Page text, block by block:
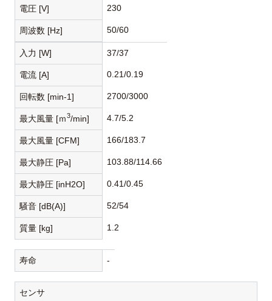
電圧 [V] 230
周波数 [Hz] 50/60
入力 [W] 37/37
電流 [A] 0.21/0.19
回転数 [min-1] 2700/3000
最大風量 [ｍ3/min] 4.7/5.2
最大風量 [CFM] 166/183.7
最大静圧 [Pa] 103.88/114.66
最大静圧 [inH2O] 0.41/0.45
騒音 [dB(A)] 52/54
質量 [kg] 1.2
寿命 -
センサ